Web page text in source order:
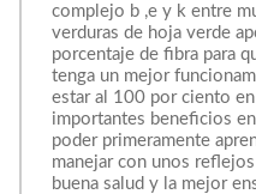
complejo b ,e y k entre
verduras de hoja verde
porcentaje de fibra para
tenga un mejor
estar al 100 por ciento
importantes beneficios
poder primeramente
manejar con unos
buena salud y la mejor